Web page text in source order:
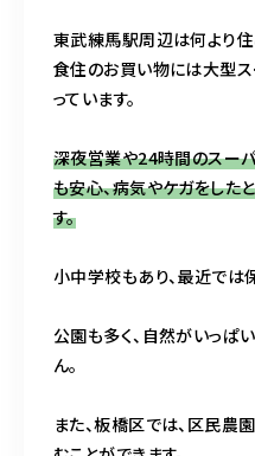
東武練馬駅周辺は何より住
食住のお買い物には大型
っています。
深夜営業や24時間のスー
も安心、病気やケガをした
す。
小中学校もあり、最近では
公園も多く、自然がいっぱ
ん。
また、板橋区では、区民農